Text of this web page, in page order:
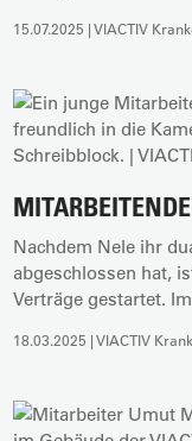
15.07.2025 | VIACTIV
Nachdem Nele ihr
abgeschlossen hat,
Verträge gestartet.
18.03.2025 | VIACTIV